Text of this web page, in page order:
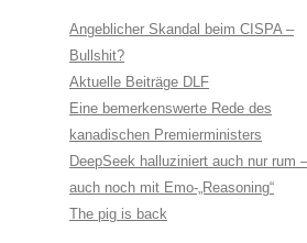
Angeblicher Skandal beim CISPA –
Bullshit?
Aktuelle Beiträge DLF
Eine bemerkenswerte Rede des
kanadischen Premierministers
DeepSeek halluziniert auch nur rum
auch noch mit Emo-„Reasoning“
The pig is back